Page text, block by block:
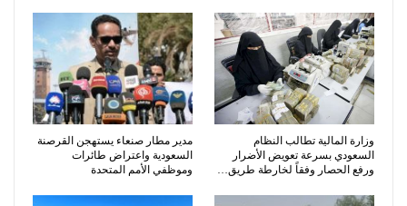
وزارة المالية تطالب النظام
السعودي بسرعة تعويض الأضرار
ورفع الحصار وفقاً لخارطة طريق…
مدير مطار صنعاء يستهجن القرصنة
السعودية واعتراض طائرات
وموظفي الأمم المتحدة